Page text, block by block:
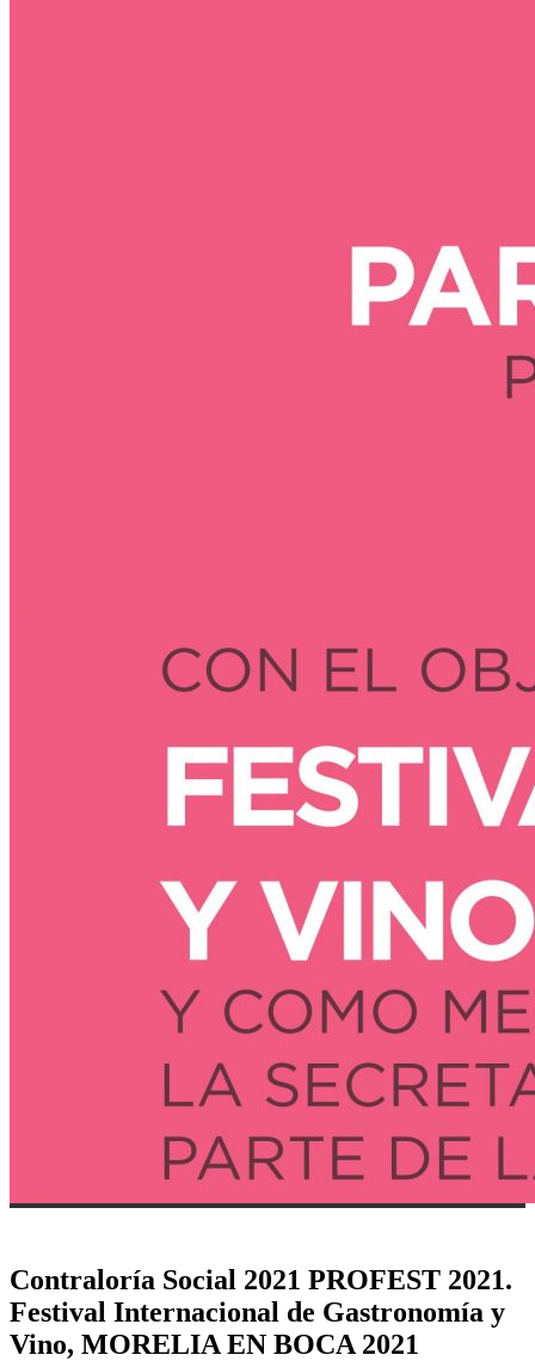
Contraloría Social 2021 PROFEST 2021.
Festival Internacional de Gastronomía y
Vino, MORELIA EN BOCA 2021